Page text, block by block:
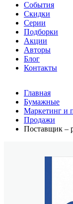
События
Скидки
Серии
Подборки
Акции
Авторы
Блог
Контакты
Главная
Бумажные
Маркетинг и
Продажи
Поставщик –